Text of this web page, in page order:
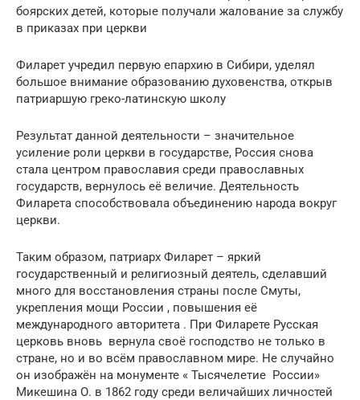
боярских детей, которые получали жалование за службу
в приказах при церкви
Филарет учредил первую епархию в Сибири, уделял
большое внимание образованию духовенства, открыв
патриаршую греко-латинскую школу
Результат данной деятельности – значительное
усиление роли церкви в государстве, Россия снова
стала центром православия среди православных
государств, вернулось её величие. Деятельность
Филарета способствовала объединению народа вокруг
церкви.
Таким образом, патриарх Филарет – яркий
государственный и религиозный деятель, сделавший
много для восстановления страны после Смуты,
укрепления мощи России , повышения её
международного авторитета . При Филарете Русская
церковь вновь вернула своё господство не только в
стране, но и во всём православном мире. Не случайно
он изображён на монументе « Тысячелетие России»
Микешина О. в 1862 году среди величайших личностей